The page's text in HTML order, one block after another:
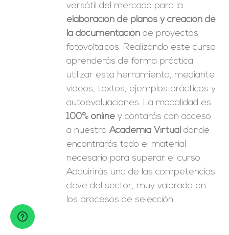
versátil del mercado para la
elaboración de planos y creación de
la documentación de proyectos
fotovoltaicos. Realizando este curso
aprenderás de forma práctica
utilizar esta herramienta, mediante
videos, textos, ejemplos prácticos y
autoevaluaciones. La modalidad es
100% online y contarás con acceso
a nuestraAcademia Virtual donde
encontrarás todo el material
necesario para superar el curso.
Adquirirás una de las competencias
clave del sector, muy valorada en
los procesos de selección.